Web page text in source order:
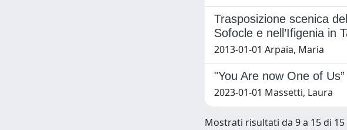
Trasposizione scenica
Sofocle e nell’Ifigenia in
2013-01-01 Arpaia, Maria
"You Are now One of Us”
2023-01-01 Massetti, Laura
Mostrati risultati da 9 a 15 di 15